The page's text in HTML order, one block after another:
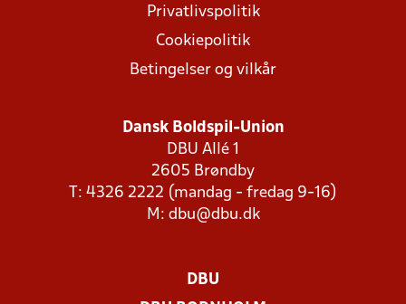
Privatlivspolitik
Cookiepolitik
Betingelser og vilkår
Dansk Boldspil-Union
DBU Allé 1
2605 Brøndby
T: 4326 2222 (mandag - fredag 9-16)
M: dbu@dbu.dk
DBU